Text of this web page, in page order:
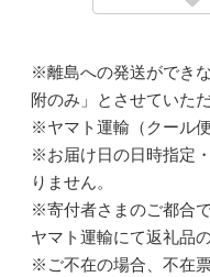
※離島への発送ができ
附のみ」とさせていただ
※ヤマト運輸（クール
※お届け日の日時指定
りません。
※寄付者さまのご都合
ヤマト運輸にて返礼品
※ご不在の場合、不在